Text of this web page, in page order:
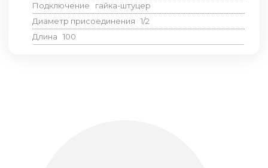
Подключение
гайка-штуцер
Диаметр присоединения
1/2
Длина
100